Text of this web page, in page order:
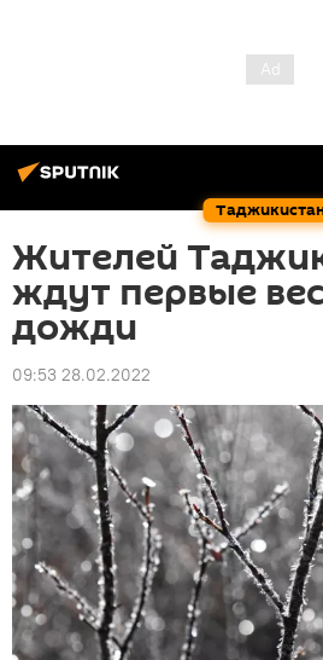
Жителей
ждут первые
дожди
09:53 28.02.2022